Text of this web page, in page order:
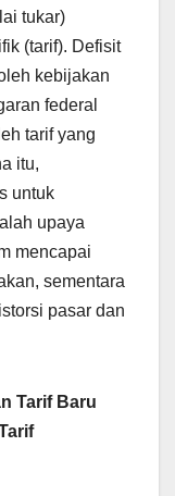
tukar)
(tarif). Defisit
kebijakan
federal
tarif yang
itu,
untuk
upaya
mencapai
sementara
pasar dan
Tarif Baru